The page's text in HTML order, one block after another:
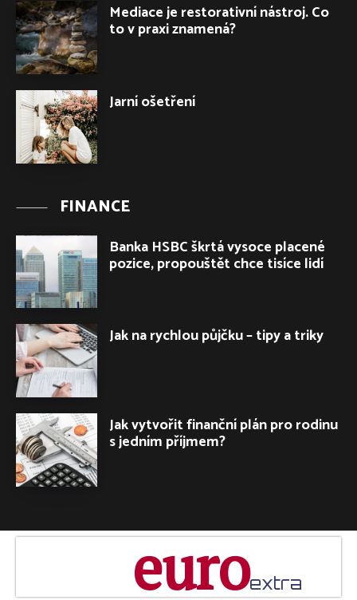
Mediace je restorativní nástroj. Co
to v praxi znamená?
Jarní ošetření
FINANCE
Banka HSBC škrtá vysoce placené
pozice, propouštět chce tisíce lidí
Jak na rychlou půjčku – tipy a triky
Jak vytvořit finanční plán pro rodinu
s jedním příjmem?
euroextra